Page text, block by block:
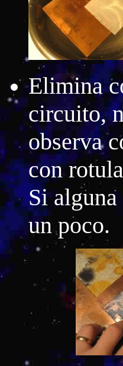
Elimina
circuito,
observa
con
Si
un poco.